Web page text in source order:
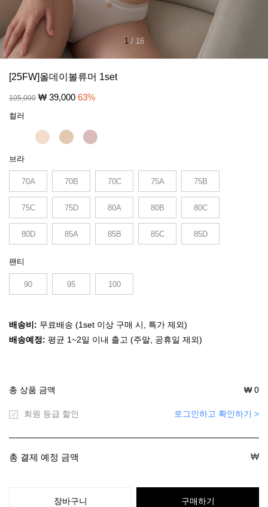
1/ 16
[25FW]올데이볼류머 1set
105,000 ₩ 39,000 63%
컬러
브라
70A 70B 70C 75A 75B
75C 75D 80A 80B 80C
80D 85A 85B 85C 85D
팬티
90 95 100
배송비: 무료배송 (1set 이상 구매 시, 특가 제외)
배송예정: 평균 1~2일 이내 출고 (주말, 공휴일 제외)
총 상품 금액 ₩ 0
회원 등급 할인 로그인하고 확인하기 >
총 결제 예정 금액 ₩
장바구니 구매하기